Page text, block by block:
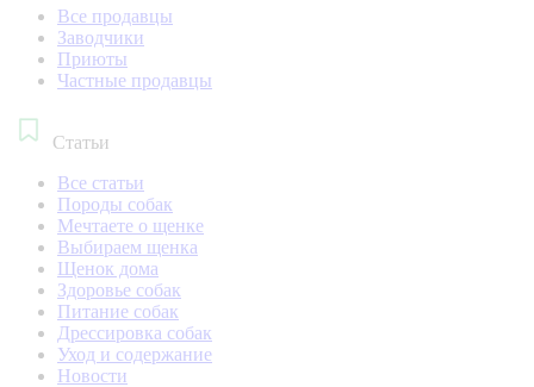
Все продавцы
Заводчики
Приюты
Частные продавцы
Статьи
Все статьи
Породы собак
Мечтаете о щенке
Выбираем щенка
Щенок дома
Здоровье собак
Питание собак
Дрессировка собак
Уход и содержание
Новости